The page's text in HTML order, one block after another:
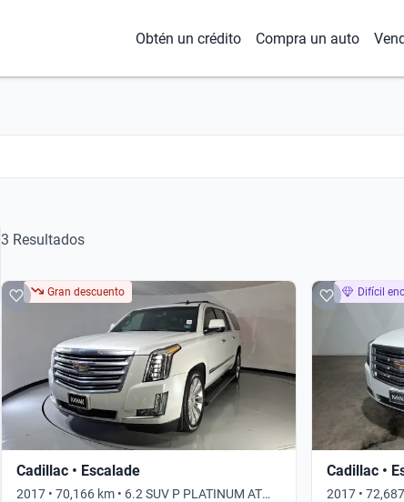
Obtén un crédito Compra un auto
3 Resultados
Gran descuento
Cadillac • Escalade
2017 • 70,166 km • 6.2 SUV P PLATINUM AT
Difícil
Cadillac •
2017 •